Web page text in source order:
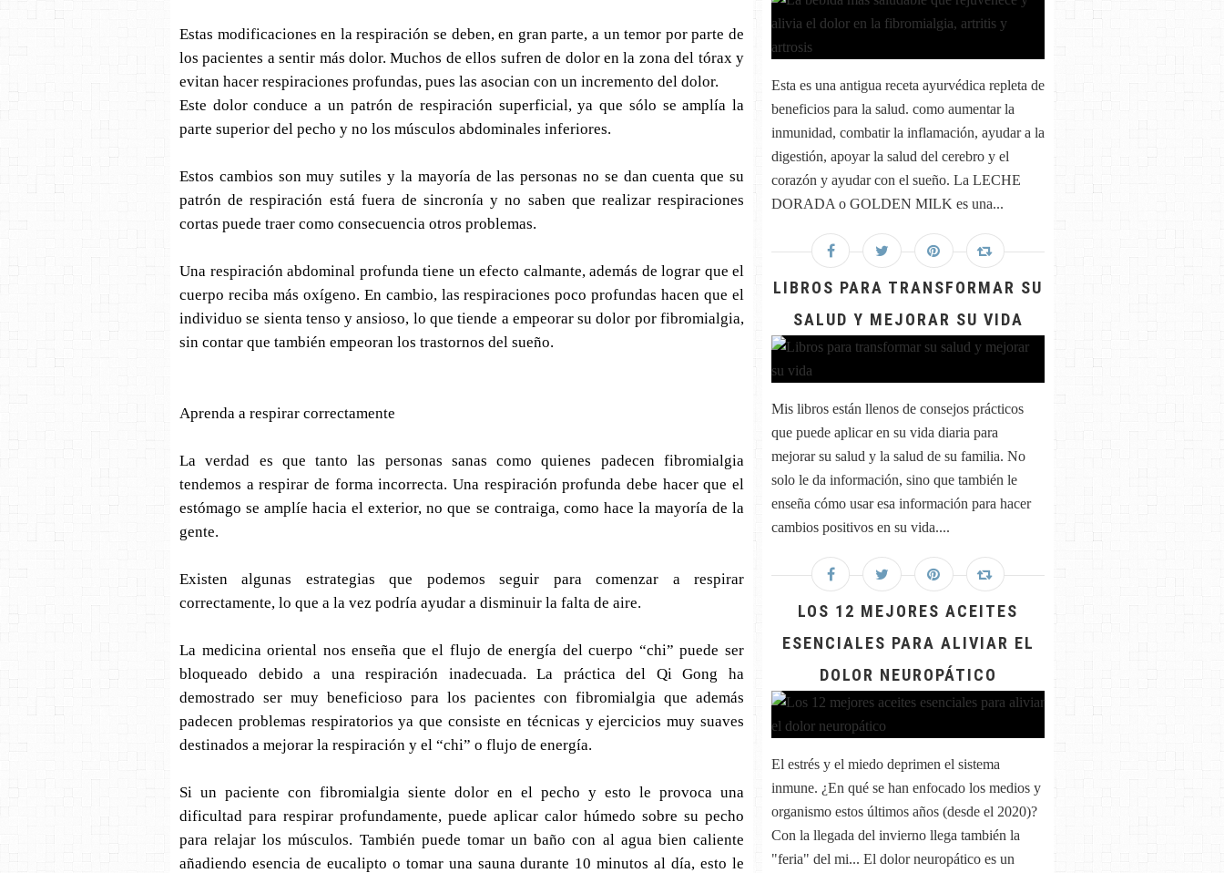
Estas modificaciones en la respiración se deben, en gran parte, a un temor por parte de
los pacientes a sentir más dolor. Muchos de ellos sufren de dolor en la zona del tórax y
evitan hacer respiraciones profundas, pues las asocian con un incremento del dolor.
Este dolor conduce a un patrón de respiración superficial, ya que sólo se amplía la
parte superior del pecho y no los músculos abdominales inferiores.
Estos cambios son muy sutiles y la mayoría de las personas no se dan cuenta que su
patrón de respiración está fuera de sincronía y no saben que realizar respiraciones
cortas puede traer como consecuencia otros problemas.
Una respiración abdominal profunda tiene un efecto calmante, además de lograr que el
cuerpo reciba más oxígeno. En cambio, las respiraciones poco profundas hacen que el
individuo se sienta tenso y ansioso, lo que tiende a empeorar su dolor por fibromialgia,
sin contar que también empeoran los trastornos del sueño.
Aprenda a respirar correctamente
La verdad es que tanto las personas sanas como quienes padecen fibromialgia
tendemos a respirar de forma incorrecta. Una respiración profunda debe hacer que el
estómago se amplíe hacia el exterior, no que se contraiga, como hace la mayoría de la
gente.
Existen algunas estrategias que podemos seguir para comenzar a respirar
correctamente, lo que a la vez podría ayudar a disminuir la falta de aire.
La medicina oriental nos enseña que el flujo de energía del cuerpo “chi” puede ser
bloqueado debido a una respiración inadecuada. La práctica del Qi Gong ha
demostrado ser muy beneficioso para los pacientes con fibromialgia que además
padecen problemas respiratorios ya que consiste en técnicas y ejercicios muy suaves
destinados a mejorar la respiración y el “chi” o flujo de energía.
Si un paciente con fibromialgia siente dolor en el pecho y esto le provoca una
dificultad para respirar profundamente, puede aplicar calor húmedo sobre su pecho
para relajar los músculos. También puede tomar un baño con al agua bien caliente
añadiendo esencia de eucalipto o tomar una sauna durante 10 minutos al día, esto le
Esta es una antigua receta ayurvédica repleta de
beneficios para la salud. como aumentar la
inmunidad, combatir la inflamación, ayudar a la
digestión, apoyar la salud del cerebro y el
corazón y ayudar con el sueño. La LECHE
DORADA o GOLDEN MILK es una...
LIBROS PARA TRANSFORMAR SU
SALUD Y MEJORAR SU VIDA
Mis libros están llenos de consejos prácticos
que puede aplicar en su vida diaria para
mejorar su salud y la salud de su familia. No
solo le da información, sino que también le
enseña cómo usar esa información para hacer
cambios positivos en su vida....
LOS 12 MEJORES ACEITES
ESENCIALES PARA ALIVIAR EL
DOLOR NEUROPÁTICO
El estrés y el miedo deprimen el sistema
inmune. ¿En qué se han enfocado los medios y
organismo estos últimos años (desde el 2020)?
Con la llegada del invierno llega también la
"feria" del mi... El dolor neuropático es un